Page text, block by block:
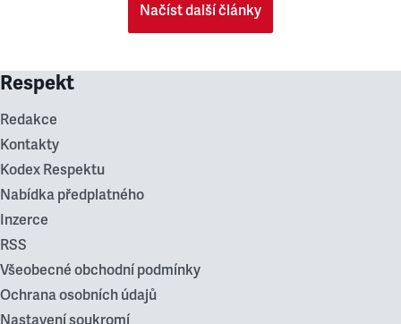
Načíst další články
Respekt
Redakce
Kontakty
Kodex Respektu
Nabídka předplatného
Inzerce
RSS
Všeobecné obchodní podmínky
Ochrana osobních údajů
Nastavení soukromí